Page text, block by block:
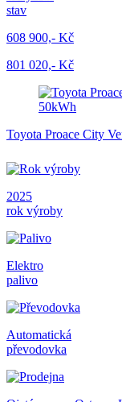
stav
608 900,- Kč
801 020,- Kč
Toyota Proace City
2025
rok výroby
Elektro
palivo
Automatická
převodovka